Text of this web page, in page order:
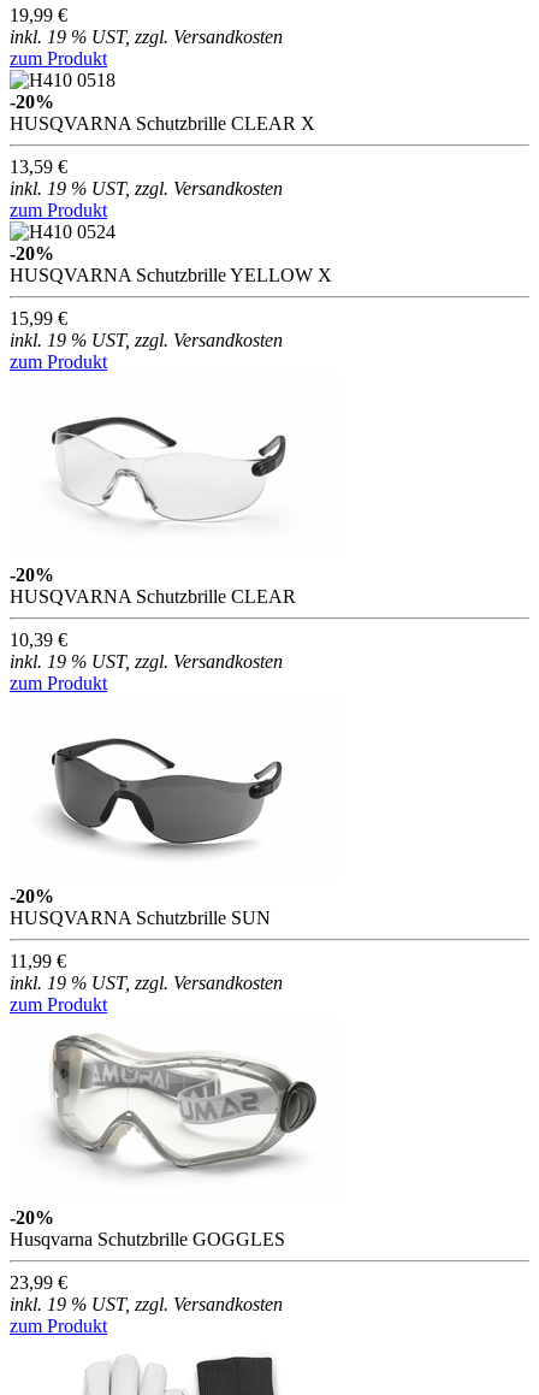
19,99 €
inkl. 19 % UST, zzgl. Versandkosten
zum Produkt
-20%
HUSQVARNA Schutzbrille CLEAR X
13,59 €
inkl. 19 % UST, zzgl. Versandkosten
zum Produkt
-20%
HUSQVARNA Schutzbrille YELLOW X
15,99 €
inkl. 19 % UST, zzgl. Versandkosten
zum Produkt
-20%
HUSQVARNA Schutzbrille CLEAR
10,39 €
inkl. 19 % UST, zzgl. Versandkosten
zum Produkt
-20%
HUSQVARNA Schutzbrille SUN
11,99 €
inkl. 19 % UST, zzgl. Versandkosten
zum Produkt
-20%
Husqvarna Schutzbrille GOGGLES
23,99 €
inkl. 19 % UST, zzgl. Versandkosten
zum Produkt